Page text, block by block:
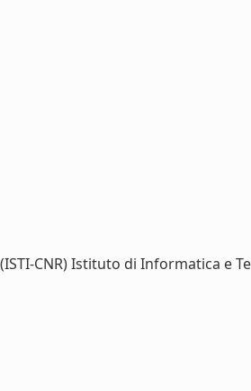
CNR) Istituto di Informatica e